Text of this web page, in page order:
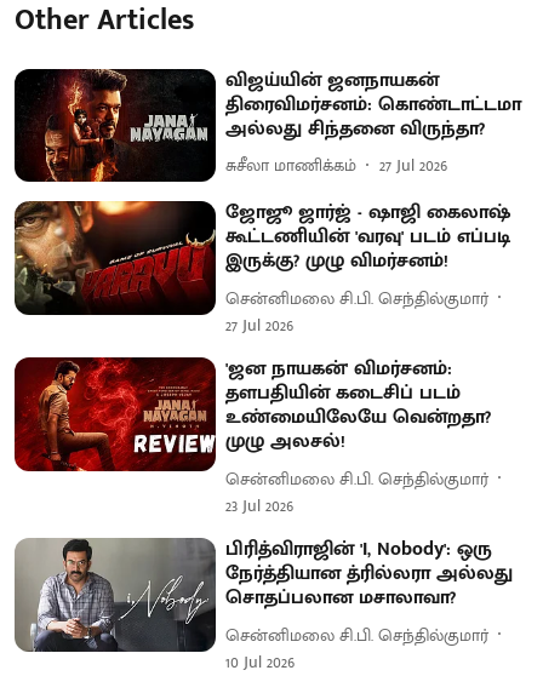
Other Articles
விஜய்யின் ஜனநாயகன்
திரைவிமர்சனம்: கொண்டாட்டமா
அல்லது சிந்தனை விருந்தா?
சுசீலா மாணிக்கம் 27 Jul 2026
ஜோஜூ ஜார்ஜ் - ஷாஜி கைலாஷ்
கூட்டணியின் 'வரவு' படம் எப்படி
இருக்கு? முழு விமர்சனம்!
சென்னிமலை சி.பி. செந்தில்குமார்
27 Jul 2026
'ஜன நாயகன்' விமர்சனம்:
தளபதியின் கடைசிப் படம்
உண்மையிலேயே வென்றதா?
முழு அலசல்!
சென்னிமலை சி.பி. செந்தில்குமார்
23 Jul 2026
பிரித்விராஜின் 'I, Nobody': ஒரு
நேர்த்தியான த்ரில்லரா அல்லது
சொதப்பலான மசாலாவா?
சென்னிமலை சி.பி. செந்தில்குமார்
10 Jul 2026